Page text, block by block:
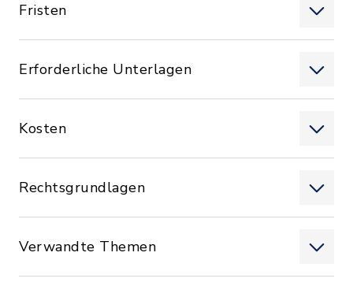
Fristen
Erforderliche Unterlagen
Kosten
Rechtsgrundlagen
Verwandte Themen